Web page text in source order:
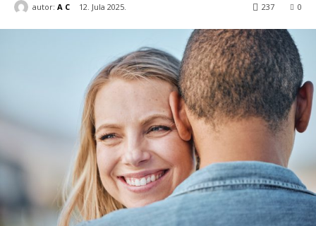
autor: A C 12. Jula 2025. 0
237